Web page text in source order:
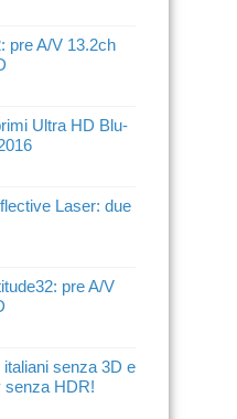
pre A/V 13.2ch
Ultra HD Blu-
Laser: due
pre A/V
senza 3D e
senza HDR!